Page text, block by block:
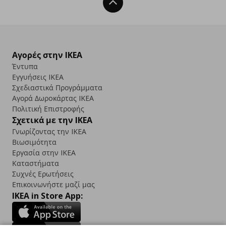
Back To Top
Αγορές στην IKEA
Έντυπα
Εγγυήσεις IKEA
Σχεδιαστικά Προγράμματα
Αγορά Δωρoκάρτας IKEA
Πολιτική Επιστροφής
Σχετικά με την IKEA
Γνωρίζοντας την IKEA
Βιωσιμότητα
Εργασία στην IKEA
Καταστήματα
Συχνές Ερωτήσεις
Επικοινωνήστε μαζί μας
IKEA in Store App: